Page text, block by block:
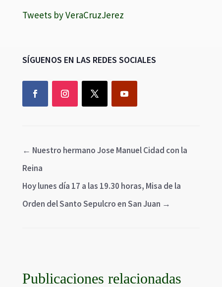
Tweets by VeraCruzJerez
SÍGUENOS EN LAS REDES SOCIALES
← Nuestro hermano Jose Manuel Cidad con la
Reina
Hoy lunes día 17 a las 19.30 horas, Misa de la
Orden del Santo Sepulcro en San Juan →
Publicaciones relacionadas